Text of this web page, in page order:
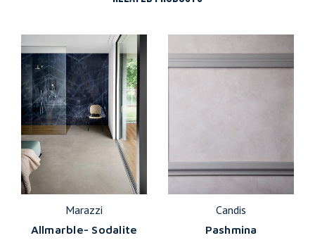
Marazzi
Allmarble- Sodalite
Candis
Pashmina